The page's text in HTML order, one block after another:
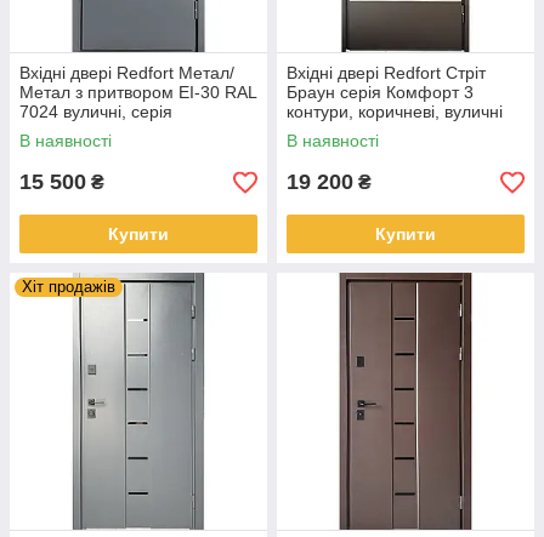
Вхідні двері Redfort Метал/
Метал з притвором EI-30 RAL
7024 вуличні, серія
Стандарт+
В наявності
15 500 ₴
Купити
Вхідні двері Redfort Стріт
Браун серія Комфорт 3
контури, коричневі, вуличні
В наявності
19 200 ₴
Купити
Хіт продажів